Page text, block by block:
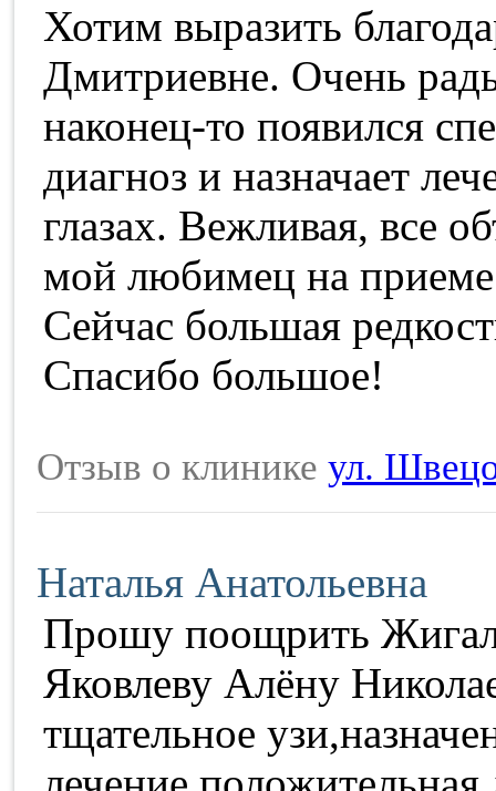
Хотим выразить
Дмитриевне. Очень
наконец-то появился
диагноз и назначает
глазах. Вежливая, все
мой любимец на
Сейчас большая
Спасибо большое!
Отзыв о клинике ул.
Наталья Анатольевна
Прошу поощрить
Яковлеву Алёну
тщательное